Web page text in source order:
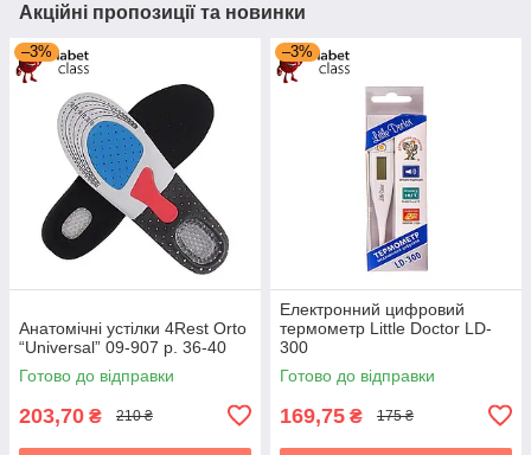
Акційні пропозиції та новинки
–3%
Анатомічні устілки 4Rest Orto
“Universal” 09-907 р. 36-40
Готово до відправки
203,70 ₴ 210 ₴
–3%
Електронний цифровий
термометр Little Doctor LD-
300
Готово до відправки
169,75 ₴ 175 ₴